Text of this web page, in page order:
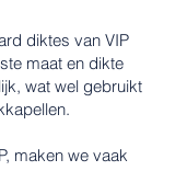
diktes van VIP
maat en dikte
wat wel gebruikt
maken we vaak